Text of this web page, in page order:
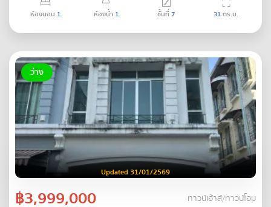
ห้องนอน 1 ห้องน้ำ 1 ชั้นที่7 31ตร.ม.
ว่าง
Updated 31/01/2569
฿3,999,000 ทาวน์เฮ้าส์/ทาวน์โฮม